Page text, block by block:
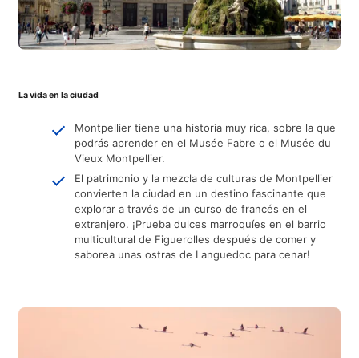
La vida en la ciudad
Montpellier tiene una historia muy rica, sobre la que
podrás aprender en el Musée Fabre o el Musée du
Vieux Montpellier.
El patrimonio y la mezcla de culturas de Montpellier
convierten la ciudad en un destino fascinante que
explorar a través de un curso de francés en el
extranjero. ¡Prueba dulces marroquíes en el barrio
multicultural de Figuerolles después de comer y
saborea unas ostras de Languedoc para cenar!